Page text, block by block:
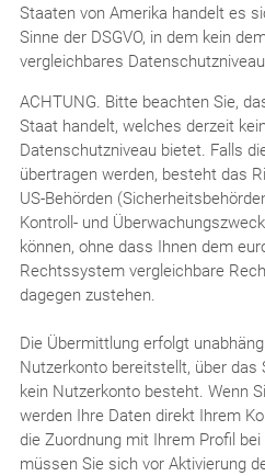
Staaten von Amerika handelt es
Sinne der DSGVO, in dem kein
vergleichbares
ACHTUNG. Bitte beachten Sie,
Staat handelt, welches derzeit
Datenschutzniveau bietet. Falls
übertragen werden, besteht das
US-Behörden
Kontroll- und
können, ohne dass Ihnen dem
Rechtssystem vergleichbare
dagegen zustehen.
Die Übermittlung erfolgt
Nutzerkonto bereitstellt, über das
kein Nutzerkonto besteht. Wenn
werden Ihre Daten direkt Ihrem
die Zuordnung mit Ihrem Profil
müssen Sie sich vor Aktivierung